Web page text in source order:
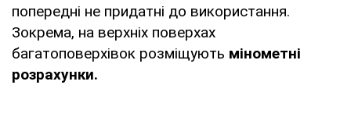
попередні не придатні до використання.
Зокрема, на верхніх поверхах
багатоповерхівок розміщують мінометні
розрахунки.